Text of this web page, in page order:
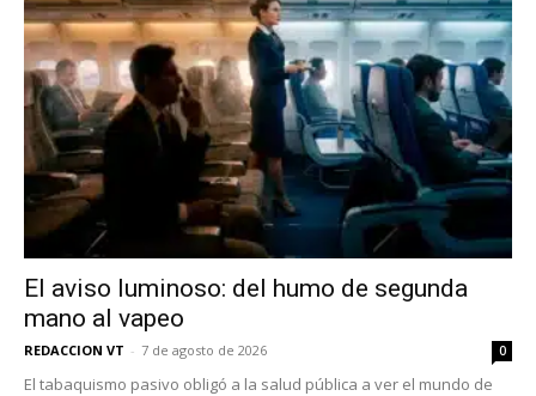
El aviso luminoso: del humo de segunda
mano al vapeo
REDACCION VT - 7 de agosto de 2026 0
El tabaquismo pasivo obligó a la salud pública a ver el mundo de